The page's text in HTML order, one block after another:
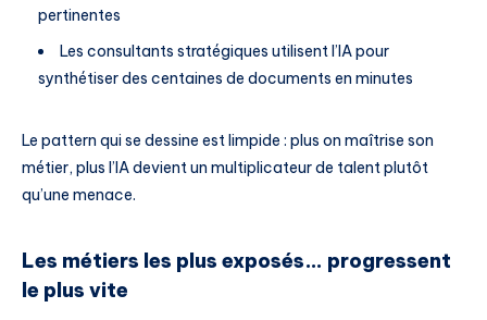
pertinentes
Les consultants stratégiques utilisent l’IA pour
synthétiser des centaines de documents en minutes
Le pattern qui se dessine est limpide : plus on maîtrise son
métier, plus l’IA devient un multiplicateur de talent plutôt
qu’une menace.
Les métiers les plus exposés… progressent
le plus vite